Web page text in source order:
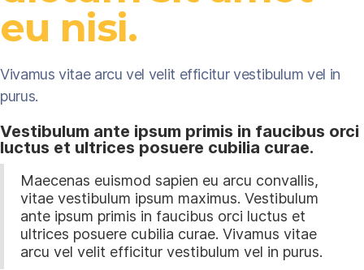
eu nisi.
Vivamus vitae arcu vel velit efficitur vestibulum vel in
purus.
Vestibulum ante ipsum primis in faucibus orci
luctus et ultrices posuere cubilia curae.
Maecenas euismod sapien eu arcu convallis,
vitae vestibulum ipsum maximus. Vestibulum
ante ipsum primis in faucibus orci luctus et
ultrices posuere cubilia curae. Vivamus vitae
arcu vel velit efficitur vestibulum vel in purus.